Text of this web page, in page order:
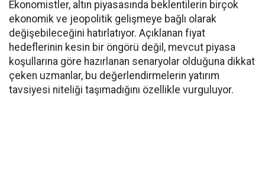
Ekonomistler, altın piyasasında beklentilerin birçok
ekonomik ve jeopolitik gelişmeye bağlı olarak
değişebileceğini hatırlatıyor. Açıklanan fiyat
hedeflerinin kesin bir öngörü değil, mevcut piyasa
koşullarına göre hazırlanan senaryolar olduğuna dikkat
çeken uzmanlar, bu değerlendirmelerin yatırım
tavsiyesi niteliği taşımadığını özellikle vurguluyor.